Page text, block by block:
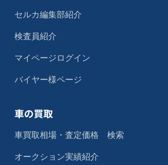
セルカ編集部紹介
検査員紹介
マイページログイン
バイヤー様ページ
車の買取
車買取相場・査定価格 検索
オークション実績紹介